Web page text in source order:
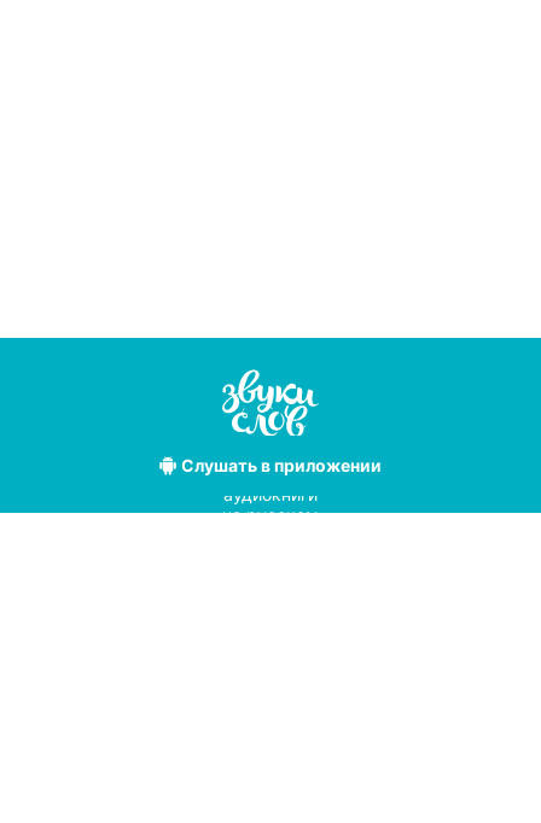
Слушатьв приложении
Лучшие
аудиокниги
на русском